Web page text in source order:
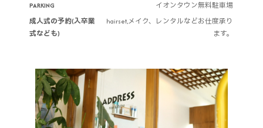
PARKING
イオンタウン無料駐車場
成人式の予約(入卒業
式なども)
hairset,メイク、レンタルなどお仕度承り
ます。